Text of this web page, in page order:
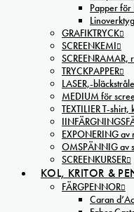
Papper för
Linoverktyg
GRAFIKTRYCK
SCREENKEMI
SCREENRAMAR,
TRYCKPAPPER
LASER,-
MEDIUM för
TEXTILIER T-shirt,
EXPONERING av
OMSPÄNNIG av
SCREENKURSER
KOL, KRITOR &
FÄRGPENNOR
Caran